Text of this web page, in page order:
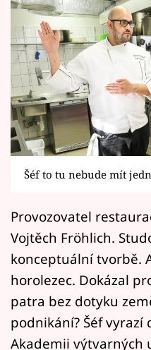
Seriály
Horoskopy
Sledujte prima+
Filmový festival
Pořady
Přihlášení
Sledujte nás
Šéf to tu nebude mít
Provozovatel
Vojtěch Fröhlich.
konceptuální tvorbě.
horolezec. Dokázal
patra bez dotyku
podnikání? Šéf vyrazí
Akademii výtvarných